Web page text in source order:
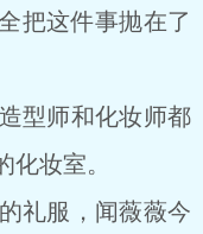
把这件事抛在了
型师和化妆师都
妆室。
服，闻薇薇今